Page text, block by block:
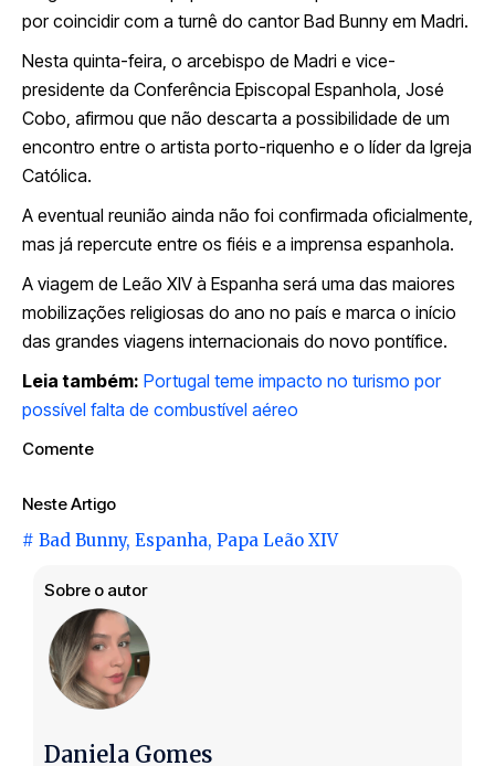
por coincidir com a turnê do cantorBad Bunny em Madri.
Nesta quinta-feira, o arcebispo de Madri e vice-
presidente da Conferência Episcopal Espanhola, José
Cobo , afirmou que não descarta a possibilidade de um
encontro entre o artista porto-riquenho e o líder da Igreja
Católica.
A eventual reunião ainda não foi confirmada oficialmente,
mas já repercute entre os fiéis e a imprensa espanhola.
A viagem de Leão XIV à Espanha será uma das maiores
mobilizações religiosas do ano no país e marca o início
das grandes viagens internacionais do novo pontífice.
Leia também: Portugal teme impacto no turismo por
possível falta de combustível aéreo
Comente
Neste Artigo
# Bad Bunny, Espanha, Papa Leão XIV
Sobre o autor
Daniela Gomes